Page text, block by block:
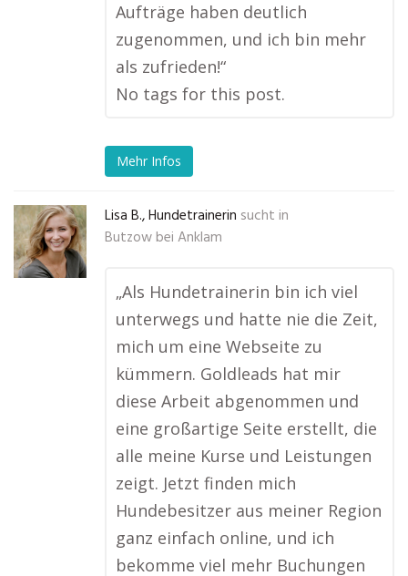
Aufträge haben deutlich
zugenommen, und ich bin mehr
als zufrieden!“
No tags for this post.
Mehr Infos
Lisa B., Hundetrainerin sucht in
Butzow bei Anklam
„Als Hundetrainerin bin ich viel
unterwegs und hatte nie die Zeit,
mich um eine Webseite zu
kümmern. Goldleads hat mir
diese Arbeit abgenommen und
eine großartige Seite erstellt, die
alle meine Kurse und Leistungen
zeigt. Jetzt finden mich
Hundebesitzer aus meiner Region
ganz einfach online, und ich
bekomme viel mehr Buchungen